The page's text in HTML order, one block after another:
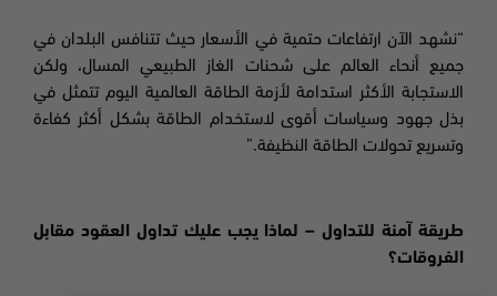
“نشهد الآن ارتفاعات حتمية في الأسعار حيث تتنافس البلدان في
جميع أنحاء العالم على شحنات الغاز الطبيعي المسال، ولكن
الاستجابة الأكثر استدامة لأزمة الطاقة العالمية اليوم تتمثل في
بذل جهود وسياسات أقوى لاستخدام الطاقة بشكل أكثر كفاءة
وتسريع تحولات الطاقة النظيفة.”
طريقة آمنة للتداول – لماذا يجب عليك تداول العقود مقابل
الفروقات؟